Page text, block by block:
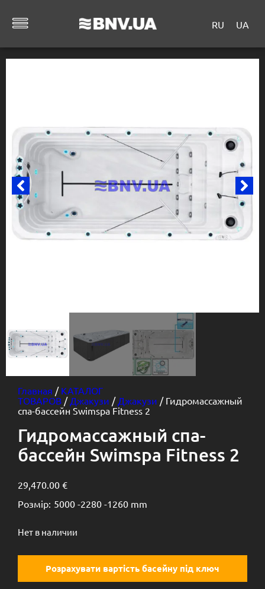
RU UA
Главная / КАТАЛОГ
ТОВАРОВ / Джакузи / Джакузи / Гидромассажный
спа-бассейн Swimspa Fitness 2
Гидромассажный спа-
бассейн Swimspa Fitness 2
29,470.00 €
Розмір: 5000 -2280 -1260 mm
Нет в наличии
Розрахувати вартість басейну під ключ